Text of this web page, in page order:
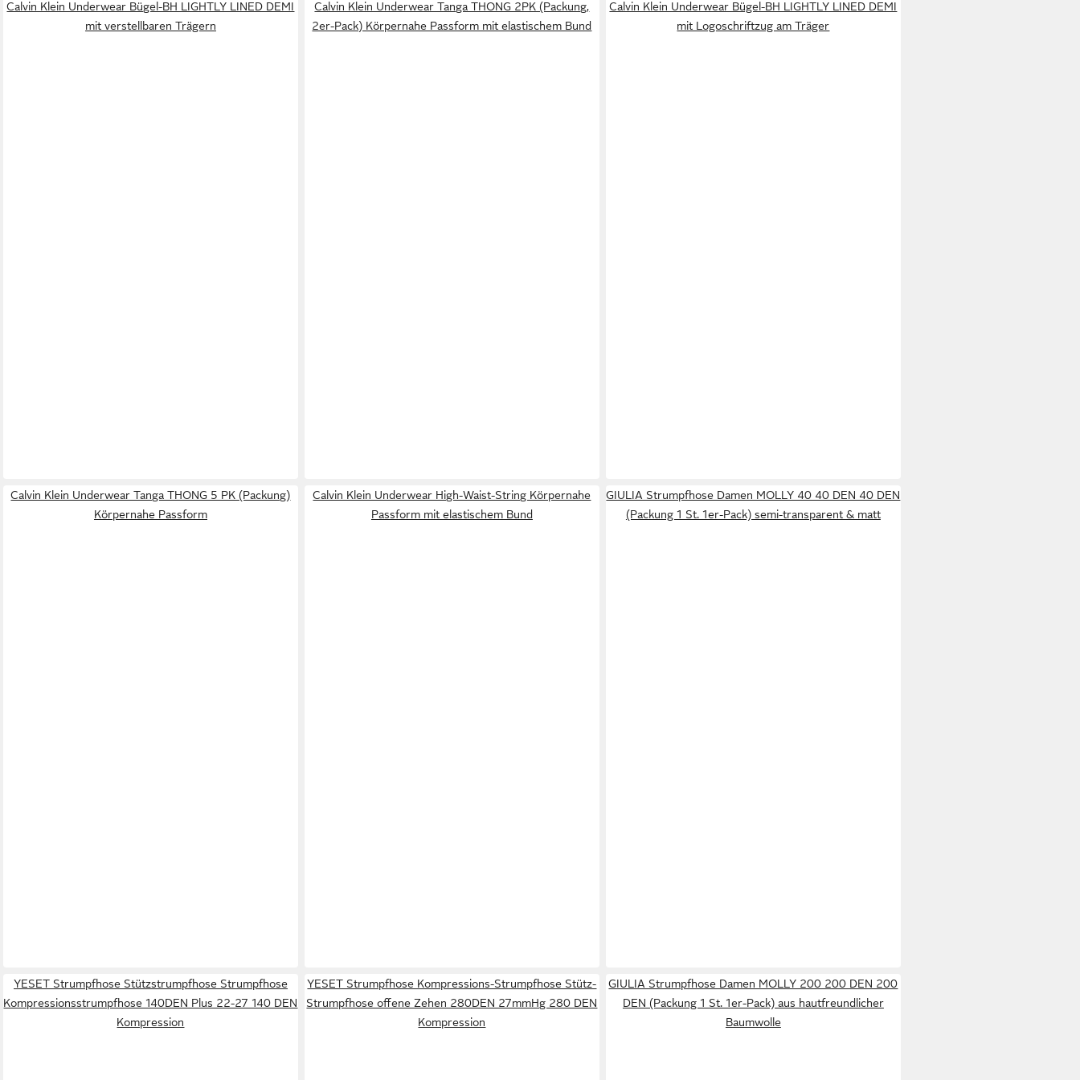
Calvin Klein Underwear Bügel-BH LIGHTLY LINED DEMI
mit verstellbaren Trägern
Calvin Klein Underwear Tanga THONG 2PK (Packung,
2er-Pack) Körpernahe Passform mit elastischem Bund
Calvin Klein Underwear Bügel-BH LIGHTLY LINED DEMI
mit Logoschriftzug am Träger
Calvin Klein Underwear Tanga THONG 5 PK (Packung)
Körpernahe Passform
Calvin Klein Underwear High-Waist-String Körpernahe
Passform mit elastischem Bund
GIULIA Strumpfhose Damen MOLLY 40 40 DEN 40 DEN
(Packung 1 St. 1er-Pack) semi-transparent & matt
YESET Strumpfhose Stützstrumpfhose Strumpfhose
Kompressionsstrumpfhose 140DEN Plus 22-27 140 DEN
Kompression
YESET Strumpfhose Kompressions-Strumpfhose Stütz-
Strumpfhose offene Zehen 280DEN 27mmHg 280 DEN
Kompression
GIULIA Strumpfhose Damen MOLLY 200 200 DEN 200
DEN (Packung 1 St. 1er-Pack) aus hautfreundlicher
Baumwolle